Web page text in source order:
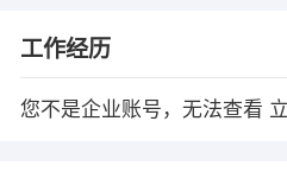
工作经历
您不是企业账号，无法查看